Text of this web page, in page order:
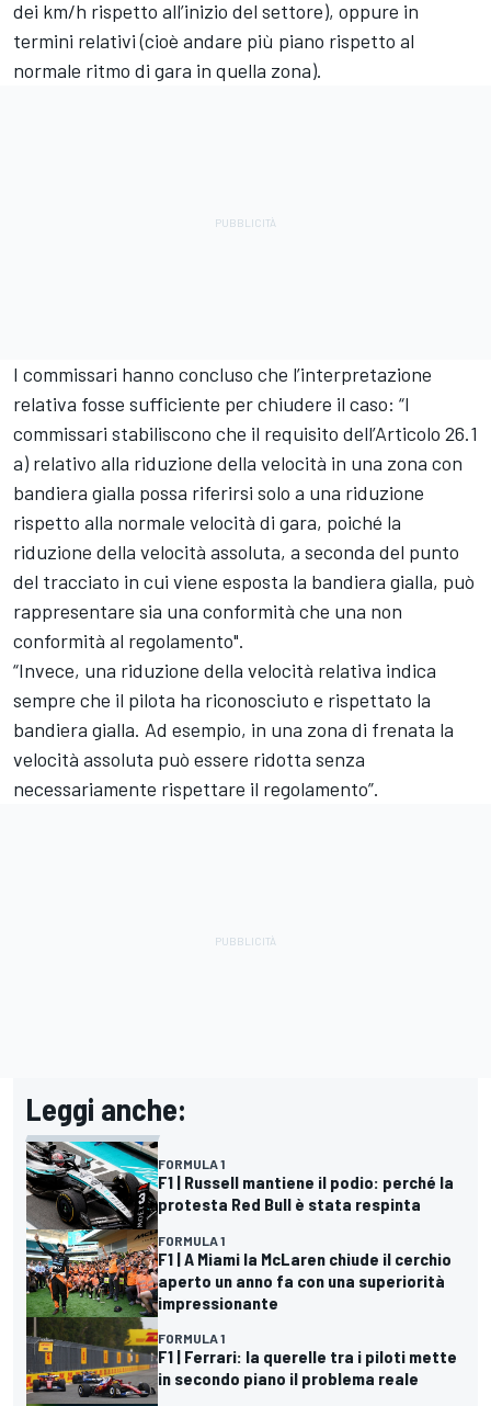
dei km/h rispetto all’inizio del settore), oppure in
termini relativi (cioè andare più piano rispetto al
normale ritmo di gara in quella zona).
I commissari hanno concluso che l’interpretazione
relativa fosse sufficiente per chiudere il caso: “I
commissari stabiliscono che il requisito dell’Articolo 26.1
a) relativo alla riduzione della velocità in una zona con
bandiera gialla possa riferirsi solo a una riduzione
rispetto alla normale velocità di gara, poiché la
riduzione della velocità assoluta, a seconda del punto
del tracciato in cui viene esposta la bandiera gialla, può
rappresentare sia una conformità che una non
conformità al regolamento".
“Invece, una riduzione della velocità relativa indica
sempre che il pilota ha riconosciuto e rispettato la
bandiera gialla. Ad esempio, in una zona di frenata la
velocità assoluta può essere ridotta senza
necessariamente rispettare il regolamento”.
Leggi anche:
FORMULA 1
F1 | Russell mantiene il podio: perché la
protesta Red Bull è stata respinta
FORMULA 1
F1 | A Miami la McLaren chiude il cerchio
aperto un anno fa con una superiorità
impressionante
FORMULA 1
F1 | Ferrari: la querelle tra i piloti mette
in secondo piano il problema reale